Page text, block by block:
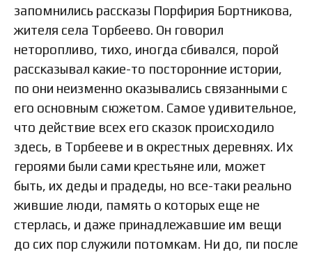
запомнились рассказы Порфирия Бортникова,
жителя села Торбеево. Он говорил
неторопливо, тихо, иногда сбивался, порой
рассказывал какие-то посторонние истории,
по они неизменно оказывались связанными с
его основным сюжетом. Самое удивительное,
что действие всех его сказок происходило
здесь, в Торбееве и в окрестных деревнях. Их
героями были сами крестьяне или, может
быть, их деды и прадеды, но все-таки реально
жившие люди, память о которых еще не
стерлась, и даже принадлежавшие им вещи
до сих пор служили потомкам. Ни до, пи после